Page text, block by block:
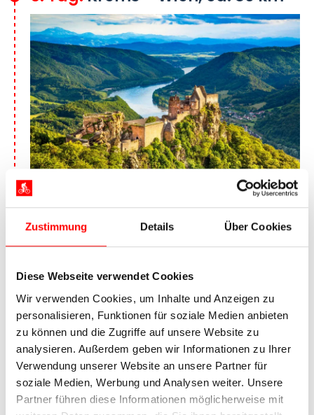
Zustimmung Details Über Cookies
Diese Webseite verwendet Cookies
Wir verwenden Cookies, um Inhalte und Anzeigen zu
personalisieren, Funktionen für soziale Medien anbieten
zu können und die Zugriffe auf unsere Website zu
analysieren. Außerdem geben wir Informationen zu Ihrer
Verwendung unserer Website an unsere Partner für
soziale Medien, Werbung und Analysen weiter. Unsere
Partner führen diese Informationen möglicherweise mit
Sie verlassen das Weingebiet Wachau wieder
und radeln in die Römerstadt Tulln. Es erwartet
Sie ein völlig anderes Landschaftsbild: Statt der
Höhen der Wachau öffnet sich vor Ihnen das
Klosterneuburg geht es weiter zur
Donaumetropole Wien. Ob Schloss Schönbrunn
oder der Stephansdom – Wien hat für jeden
Geschmack etwas zu bieten.
6. Tag:Individuelle Abreise